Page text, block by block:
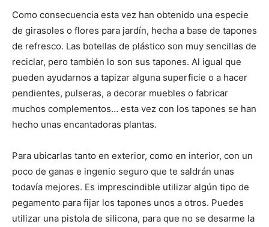
Como consecuencia esta vez han obtenido una especie
de girasoles o flores para jardín, hecha a base de tapones
de refresco. Las botellas de plástico son muy sencillas de
reciclar, pero también lo son sus tapones. Al igual que
pueden ayudarnos a tapizar alguna superficie o a hacer
pendientes, pulseras, a decorar muebles o fabricar
muchos complementos… esta vez con los tapones se han
hecho unas encantadoras plantas.
Para ubicarlas tanto en exterior, como en interior, con un
poco de ganas e ingenio seguro que te saldrán unas
todavía mejores. Es imprescindible utilizar algún tipo de
pegamento para fijar los tapones unos a otros. Puedes
utilizar una pistola de silicona, para que no se desarme la